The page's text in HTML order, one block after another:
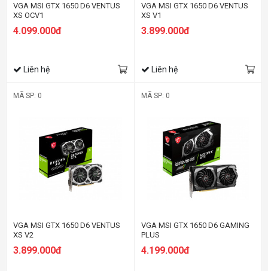
VGA MSI GTX 1650 D6 VENTUS
XS OCV1
4.099.000đ
Liên hệ
VGA MSI GTX 1650 D6 VENTUS
XS V1
3.899.000đ
Liên hệ
MÃ SP: 0
VGA MSI GTX 1650 D6 VENTUS
XS V2
3.899.000đ
MÃ SP: 0
VGA MSI GTX 1650 D6 GAMING
PLUS
4.199.000đ